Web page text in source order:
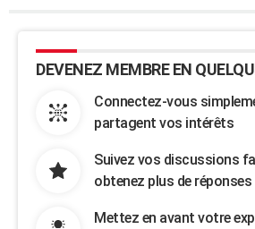
DEVENEZ MEMBRE EN
Connectez-vous
partagent vos intérêts
Suivez vos discussions
obtenez plus de réponses
Mettez en avant votre